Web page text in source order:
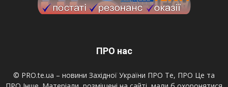
ПРО нас
© PRO.te.ua – новини Західної України ПРО Те, ПРО Це та